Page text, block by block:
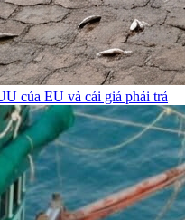
của EU và cái giá phải trả